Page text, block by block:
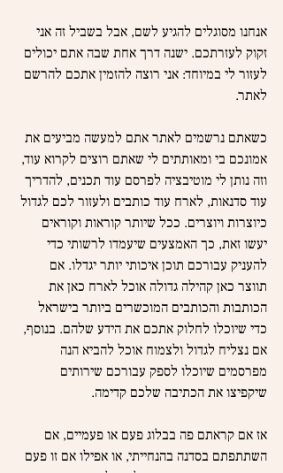
אנחנו מסוגלים להגיע לשם, אבל בשביל זה אני
זקוק לעזרתכם. ישנה דרך אחת שבה אתם יכולים
לעזור לי במיוחד: אני רוצה להזמין אתכם להרשם
לאתר.
כשאתם נרשמים לאתר אתם למעשה מביעים את
אמונכם בי ומאותתים לי שאתם רוצים לקרוא עוד,
וזה נותן לי מוטיבציה לפרסם עוד תכנים, להדריך
עוד סדנאות, לארח עוד כותבים ולעזור לכם לגדול
כיוצרות ויוצרים. ככל שיותר קוראות וקוראים
יעשו זאת, כך האמצעים שיעמדו לרשותי כדי
להעניק עבורכם תוכן איכותי יותר יגדלו. אם
תווצר כאן קהילה גדולה אוכל לארח כאן את
הכותבות והכותבים המוכשרים ביותר בישראל
כדי שיוכלו לחלוק אתכם את הידע שלהם. בנוסף,
אם נצליח לגדול ולצמוח אוכל להביא הנה
מפרסמים שיוכלו לספק עבורכם שירותים
שיקפיצו את הכתיבה שלכם קדימה.
אז אם קראתם פה בבלוג פעם או פעמיים, אם
השתתפתם בסדנה בהנחייתי, או אפילו אם זו פעם